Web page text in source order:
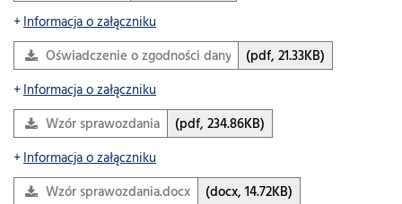
Informacja o załączniku
Oświadczenie o zgodności danych oferenta
(pdf, 21.33KB)
Informacja o załączniku
Wzór sprawozdania
(pdf, 234.86KB)
Informacja o załączniku
Wzór sprawozdania.docx
(docx, 14.72KB)